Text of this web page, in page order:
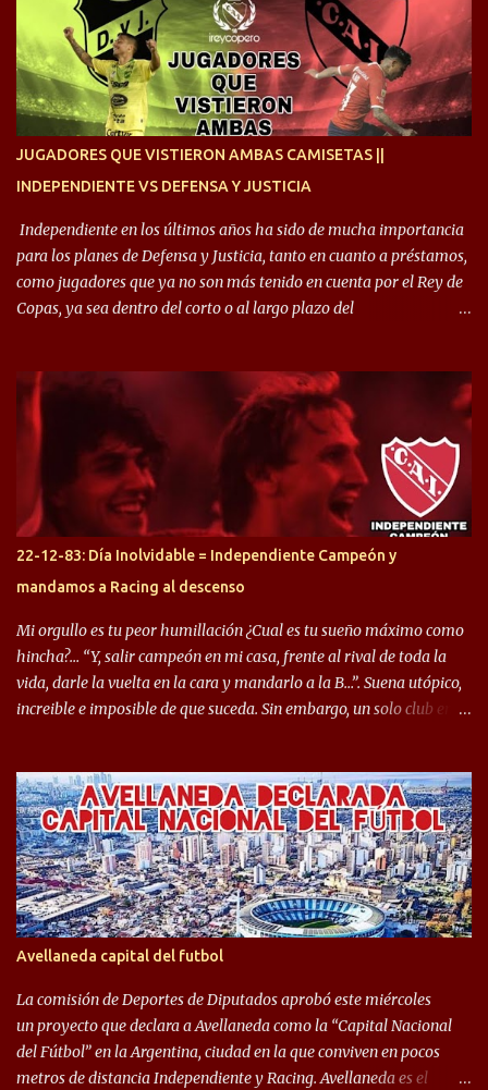
siempre en mi corazón”. 🎙️“Siempre que me tocó vestir la camiseta
quise dar lo mejor. Si me toca marcharme, estoy agradecido al
hincha”. 🎙️“El equipo hizo un gran trabajo, quedó demostrado en el
resultado. Es nuestro segundo partido, en la pretemporada nos
enfocamos en la preparación física. El grupo está encontrando la
JUGADORES QUE VISTIERON AMBAS CAMISETAS ||
INDEPENDIENTE VS DEFENSA Y JUSTICIA
Independiente en los últimos años ha sido de mucha importancia
para los planes de Defensa y Justicia, tanto en cuanto a préstamos,
como jugadores que ya no son más tenido en cuenta por el Rey de
Copas, ya sea dentro del corto o al largo plazo del
Halcón de Varela, como lo es Brian Romero, quien paso a
préstamo allí durante el último mercado de pases y ha rendido de
gran manera, convirtiendo goles importantes, sobre todo en la
copa sudamericana. Pero no sucedió lo mismo en cuanto al
rendimiento que ha producido en el Rojo. Pasando a jugadores que
jugaron en Defensa y ahora están en el rojo, tenemos a la dupla
Gastón Togni y Domingo Blanco, donde ambos explotaron
futbolísticamente hablando en el equipo de Varela, donde, por
ejemplo, el caso de Mingo llego a ser tenido en cuenta para el
Seleccionado Argentino, rendimiento que aún no ha logrado
mostrar en Independiente. En e...
22-12-83: Día Inolvidable = Independiente Campeón y
mandamos a Racing al descenso
Mi orgullo es tu peor humillación ¿Cual es tu sueño máximo como
hincha?… “Y, salir campeón en mi casa, frente al rival de toda la
vida, darle la vuelta en la cara y mandarlo a la B…”. Suena utópico,
increible e imposible de que suceda. Sin embargo, un solo club en el
campeonato del '83 año consagratorio para el Rojo y, por el otro, el
haber mandado al descenso a su eterno rival. 22 de diciembre de
1983 es una fecha que pocos hinchas de Independiente pueden
dejar en el olvido. Es que ese día, el "Rojo" derrotó a Racing por 2 a
0, se consagró campeón y, además, mandó al descenso a su eterno
rival. El clásico de Avellaneda marcó el epílogo del campeonato,
algo totalmente inusual para estas épocas, donde la violencia no
permite encuentros de riesgo sobre el final de los torneos. En la
década del ochenta y con una democracia flo...
Avellaneda capital del futbol
La comisión de Deportes de Diputados aprobó este miércoles
un proyecto que declara a Avellaneda como la “Capital Nacional
del Fútbol” en la Argentina, ciudad en la que conviven en pocos
metros de distancia Independiente y Racing. Avellaneda es el